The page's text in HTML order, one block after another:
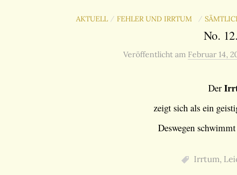
AKTUELL / FEHLER UND IRRTUM /
No.
Veröffentlicht am Februar 14,
Der
zeigt sich als ein
Deswegen
Irrtum,